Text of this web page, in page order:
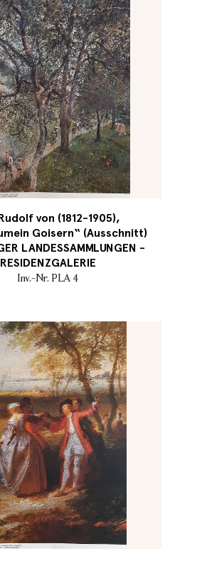
von (1812-1905),
Goisern“ (Ausschnitt)
LANDESSAMMLUNGEN -
RESIDENZGALERIE
Inv.-Nr. PLA 4